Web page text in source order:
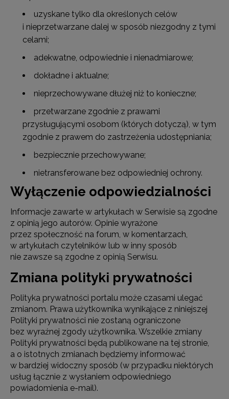
uzyskane tylko dla określonych celów
i nieprzetwarzane dalej w sposób niezgodny z tymi
celami;
adekwatne, odpowiednie i nienadmiarowe;
dokładne i aktualne;
nieprzechowywane dłużej niż to konieczne;
przetwarzane zgodnie z prawami
przysługującymi osobom (których dotyczą), w tym
zgodnie z prawem do zastrzeżenia udostępniania;
bezpiecznie przechowywane;
nietransferowane bez odpowiedniej ochrony.
Wyłączenie odpowiedzialności
Informacje zawarte w artykułach w Serwisie są zgodne
z opinią jego autorów. Opinie wyrażone
przez społeczność na forum, w komentarzach,
w artykułach czytelników lub w inny sposób
nie zawsze są zgodne z opinią Serwisu.
Zmiana polityki prywatności
Polityka prywatności portalu może czasami ulegać
zmianom. Prawa użytkownika wynikające z niniejszej
Polityki prywatności nie zostaną ograniczone
bez wyraźnej zgody użytkownika. Wszelkie zmiany
Polityki prywatności będą publikowane na tej stronie,
a o istotnych zmianach będziemy informować
w bardziej widoczny sposób (w przypadku niektórych
usług łącznie z wysłaniem odpowiedniego
powiadomienia e-mail).